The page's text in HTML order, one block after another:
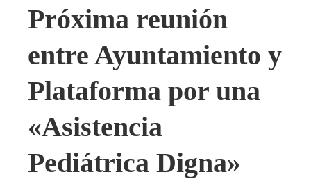
Próxima reunión
entre Ayuntamiento y
Plataforma por una
«Asistencia
Pediátrica Digna»